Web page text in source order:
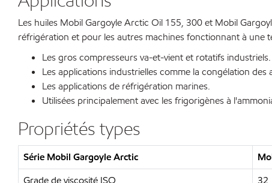
Les huiles Mobil Gargoyle Arctic Oil 155, 300 et Mobil
réfrigération et pour les autres machines fonctionnant à une
Les gros compresseurs va-et-vient et rotatifs industriels.
Les applications industrielles comme la congélation
Les applications de réfrigération marines.
Utilisées principalement avec les frigorigènes à
Propriétés types
Série Mobil Gargoyle Arctic
Grade de viscosité ISO
32